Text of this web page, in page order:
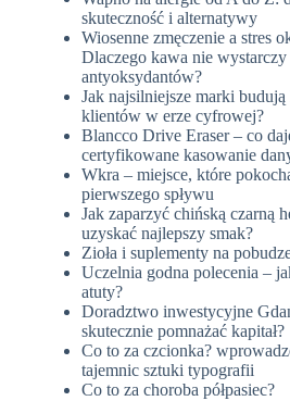
skuteczność i alternatywy
Wiosenne zmęczenie a stres
Dlaczego kawa nie
antyoksydantów?
Jak najsilniejsze marki
klientów w erze cyfrowej?
Blancco Drive Eraser – co
certyfikowane kasowanie
Wkra – miejsce, które
pierwszego spływu
Jak zaparzyć chińską czarną
uzyskać najlepszy smak?
Zioła i suplementy na
Uczelnia godna polecenia –
atuty?
Doradztwo inwestycyjne
skutecznie pomnażać kapitał?
Co to za czcionka?
tajemnic sztuki typografii
Co to za choroba półpasiec?